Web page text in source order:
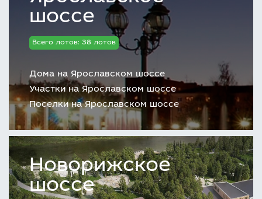
шоссе
Всего лотов: 38 лотов
Дома на Ярославском шоссе
Участки на Ярославском шоссе
Поселки на Ярославском шоссе
Новорижское
шоссе